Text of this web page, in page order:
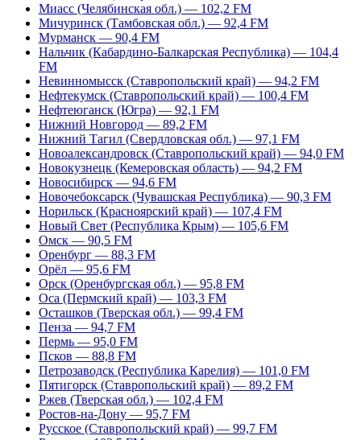
Миасс (Челябинская обл.) — 102,2 FM
Мичуринск (Тамбовская обл.) — 92,4 FM
Мурманск — 90,4 FM
Нальчик (Кабардино-Балкарская Республика) — 104,4
FM
Невинномысск (Ставропольский край) — 94,2 FM
Нефтекумск (Ставропольский край) — 100,4 FM
Нефтеюганск (Югра) — 92,1 FM
Нижний Новгород — 89,2 FM
Нижний Тагил (Свердловская обл.) — 97,1 FM
Новоалександровск (Ставропольский край) — 94,0 FM
Новокузнецк (Кемеровская область) — 94,2 FM
Новосибирск — 94,6 FM
Новочебоксарск (Чувашская Республика) — 90,3 FM
Норильск (Красноярский край) — 107,4 FM
Новый Свет (Республика Крым) — 105,6 FM
Омск — 90,5 FM
Оренбург — 88,3 FM
Орёл — 95,6 FM
Орск (Оренбургская обл.) — 95,8 FM
Оса (Пермский край) — 103,3 FM
Осташков (Тверская обл.) — 99,4 FM
Пенза — 94,7 FM
Пермь — 95,0 FM
Псков — 88,8 FM
Петрозаводск (Республика Карелия) — 101,0 FM
Пятигорск (Ставропольский край) — 89,2 FM
Ржев (Тверская обл.) — 102,4 FM
Ростов-на-Дону — 95,7 FM
Русское (Ставропольский край) — 99,7 FM